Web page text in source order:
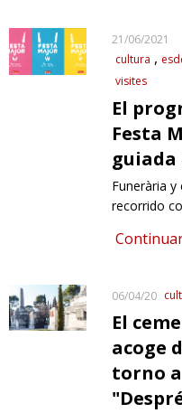
21/06/2021
cultura
visites
El
Festa
Funerària
recorrido
06/04/20
El
acoge
torno